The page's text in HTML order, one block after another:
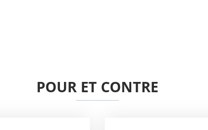
POUR ET CONTRE